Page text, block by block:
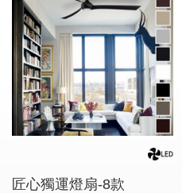
匠心獨運燈扇-8款